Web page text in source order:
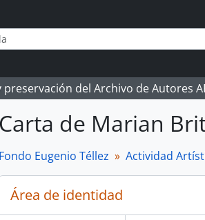
del Archivo de Autores
Carta de Marian
Fondo Eugenio Téllez Actividad
Área de identidad